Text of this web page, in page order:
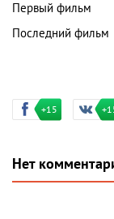
Первый фильм
Последний фильм
+15
Нет